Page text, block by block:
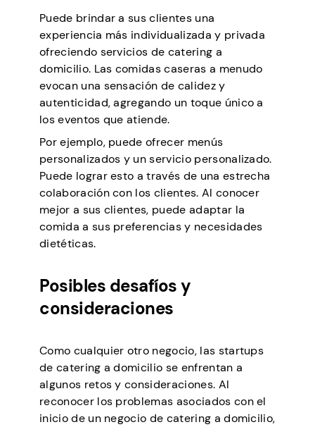
Puede brindar a sus clientes una
experiencia más individualizada y privada
ofreciendo servicios de catering a
domicilio. Las comidas caseras a menudo
evocan una sensación de calidez y
autenticidad, agregando un toque único a
los eventos que atiende.
Por ejemplo, puede ofrecer menús
personalizados y un servicio personalizado.
Puede lograr esto a través de una estrecha
colaboración con los clientes. Al conocer
mejor a sus clientes, puede adaptar la
comida a sus preferencias y necesidades
dietéticas.
Posibles desafíos y
consideraciones
Como cualquier otro negocio, las startups
de catering a domicilio se enfrentan a
algunos retos y consideraciones. Al
reconocer los problemas asociados con el
inicio de un negocio de catering a domicilio,